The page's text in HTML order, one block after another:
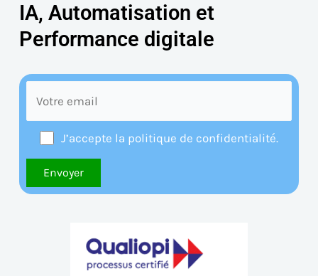
IA, Automatisation et
Performance digitale
J’accepte la politique de confidentialité.